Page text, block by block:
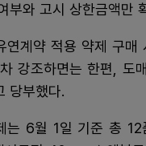
부와 고시 상한금액만
연계약 적용 약제 구
강조하면는 한편, 도
당부했다.
는 6월 1일 기준 총